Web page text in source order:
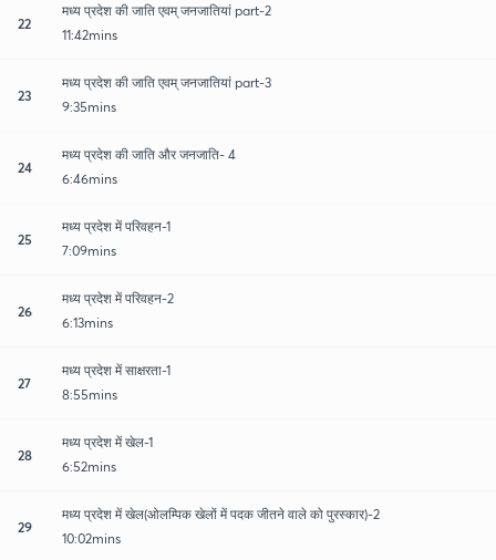
22
मध्य प्रदेश की जाति एवम् जनजातियां part-2
11:42mins
23
मध्य प्रदेश की जाति एवम् जनजातियां part-3
9:35mins
24
मध्य प्रदेश की जाति और जनजाति- 4
6:46mins
25
मध्य प्रदेश में परिवहन-1
7:09mins
26
मध्य प्रदेश में परिवहन-2
6:13mins
27
मध्य प्रदेश में साक्षरता-1
8:55mins
28
मध्य प्रदेश में खेल-1
6:52mins
29
मध्य प्रदेश में खेल(ओलम्पिक खेलों में पदक जीतने वाले को पुरस्कार)-2
10:02mins